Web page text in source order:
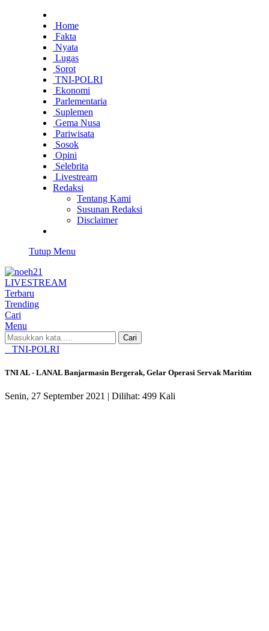
Home
Fakta
Nyata
Lugas
Sorot
TNI-POLRI
Ekonomi
Parlementaria
Suplemen
Gema Nusa
Pariwisata
Sosok
Opini
Selebrita
Livestream
Redaksi
Tentang Kami
Susunan Redaksi
Disclaimer
Tutup Menu
LIVESTREAM
Terbaru
Trending
Cari
Menu
Cari
TNI-POLRI
TNI AL - LANAL Banjarmasin Bergerak, Gelar Operasi Servak Maritim
Senin, 27 September 2021 | Dilihat: 499 Kali